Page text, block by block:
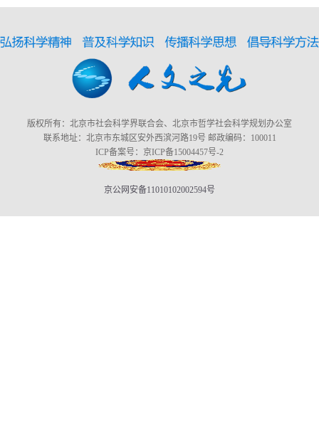
版权所有：北京市社会科学界联合会、北京市哲学社会科学规划办公室
联系地址：北京市东城区安外西滨河路19号 邮政编码：100011
ICP备案号：京ICP备15004457号-2
京公网安备11010102002594号